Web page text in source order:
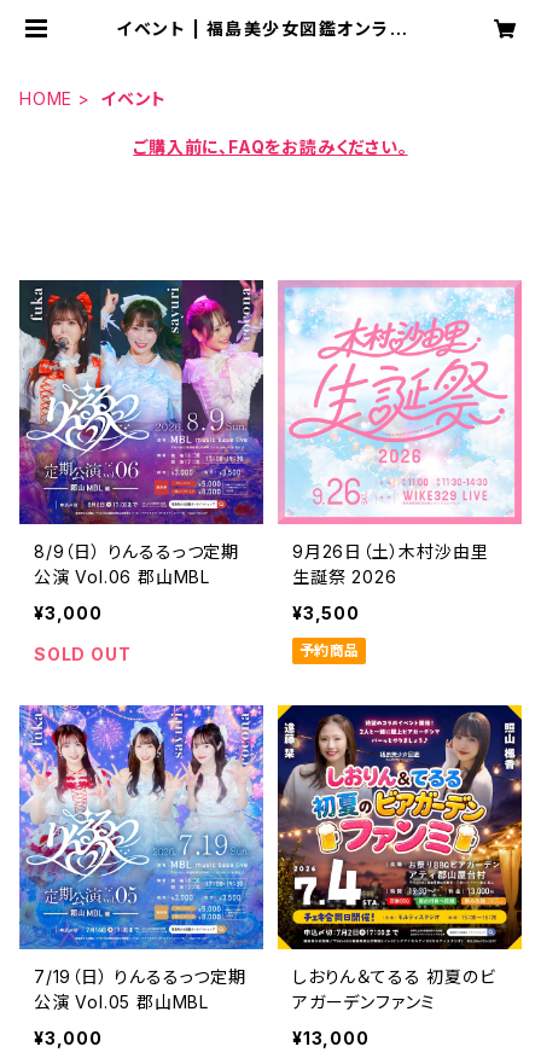
イベント | 福島美少女図鑑オンライン
HOME イベント
ご購入前に、FAQをお読みください。
8/9（日） りんるるっつ定期
公演 Vol.06 郡山MBL
¥3,000
SOLD OUT
9月26日（土）木村沙由里
生誕祭 2026
¥3,500
予約商品
7/19（日） りんるるっつ定期
公演 Vol.05 郡山MBL
¥3,000
しおりん＆てるる 初夏のビ
アガーデンファンミ
¥13,000